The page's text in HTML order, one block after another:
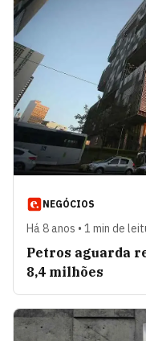
NEGÓCIOS
Há 8 anos • 1 min de
Petros aguarda
8,4 milhões